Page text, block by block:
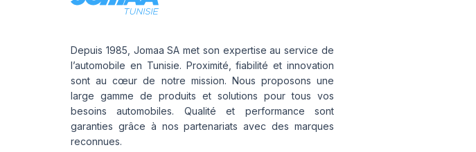
Depuis 1985, Jomaa SA met son expertise au service de
l’automobile en Tunisie. Proximité, fiabilité et innovation
sont au cœur de notre mission. Nous proposons une
large gamme de produits et solutions pour tous vos
besoins automobiles. Qualité et performance sont
garanties grâce à nos partenariats avec des marques
reconnues.